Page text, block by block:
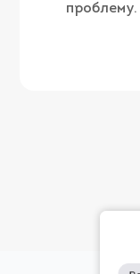
проблему.